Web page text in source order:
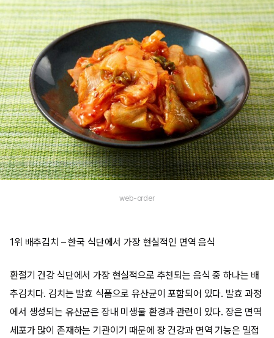
web-order
1위 배추김치 – 한국 식단에서 가장 현실적인 면역 음식
환절기 건강 식단에서 가장 현실적으로 추천되는 음식 중 하나는 배
추김치다. 김치는 발효 식품으로 유산균이 포함되어 있다. 발효 과정
에서 생성되는 유산균은 장내 미생물 환경과 관련이 있다. 장은 면역
세포가 많이 존재하는 기관이기 때문에 장 건강과 면역 기능은 밀접